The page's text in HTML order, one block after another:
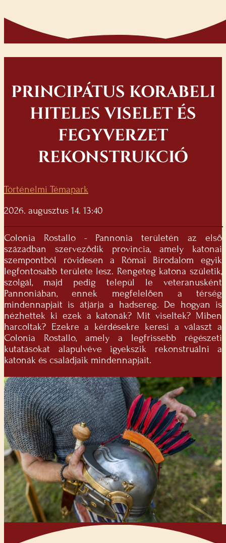
PRINCIPÁTUS KORABELI
HITELES VISELET ÉS
FEGYVERZET
REKONSTRUKCIÓ
Történelmi Témapark
2026. augusztus 14. 13:40
Colonia Rostallo - Pannonia területén az első
században szerveződik provincia, amely katonai
szempontból rövidesen a Római Birodalom egyik
legfontosabb területe lesz. Rengeteg katona születik,
szolgál, majd pedig települ le veteranusként
Pannoniában, ennek megfelelően a térség
mindennapjait is átjárja a hadsereg. De hogyan is
nézhettek ki ezek a katonák? Mit viseltek? Miben
harcoltak? Ezekre a kérdésekre keresi a választ a
Colonia Rostallo, amely a legfrissebb régészeti
kutatásokat alapulvéve igyekszik rekonstruálni a
katonák és családjaik mindennapjait.